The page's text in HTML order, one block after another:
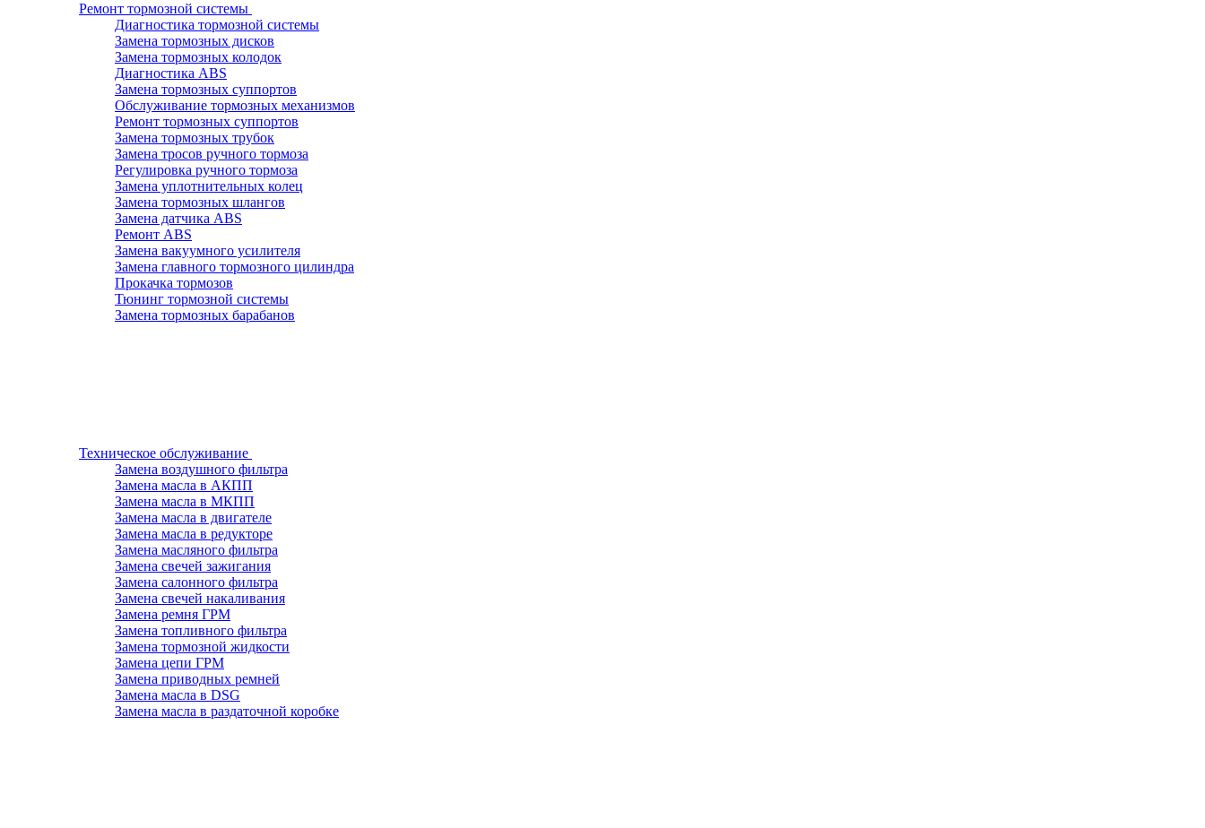
Ремонт тормозной системы
Диагностика тормозной системы
Замена тормозных дисков
Замена тормозных колодок
Диагностика ABS
Замена тормозных суппортов
Обслуживание тормозных механизмов
Ремонт тормозных суппортов
Замена тормозных трубок
Замена тросов ручного тормоза
Регулировка ручного тормоза
Замена уплотнительных колец
Замена тормозных шлангов
Замена датчика ABS
Ремонт ABS
Замена вакуумного усилителя
Замена главного тормозного цилиндра
Прокачка тормозов
Тюнинг тормозной системы
Замена тормозных барабанов
Техническое обслуживание
Замена воздушного фильтра
Замена масла в АКПП
Замена масла в МКПП
Замена масла в двигателе
Замена масла в редукторе
Замена масляного фильтра
Замена свечей зажигания
Замена салонного фильтра
Замена свечей накаливания
Замена ремня ГРМ
Замена топливного фильтра
Замена тормозной жидкости
Замена цепи ГРМ
Замена приводных ремней
Замена масла в DSG
Замена масла в раздаточной коробке